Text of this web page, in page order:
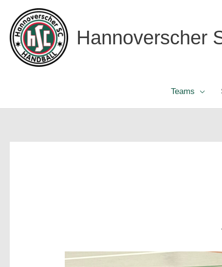
Inhalt
springen
Hannoverscher
Teams